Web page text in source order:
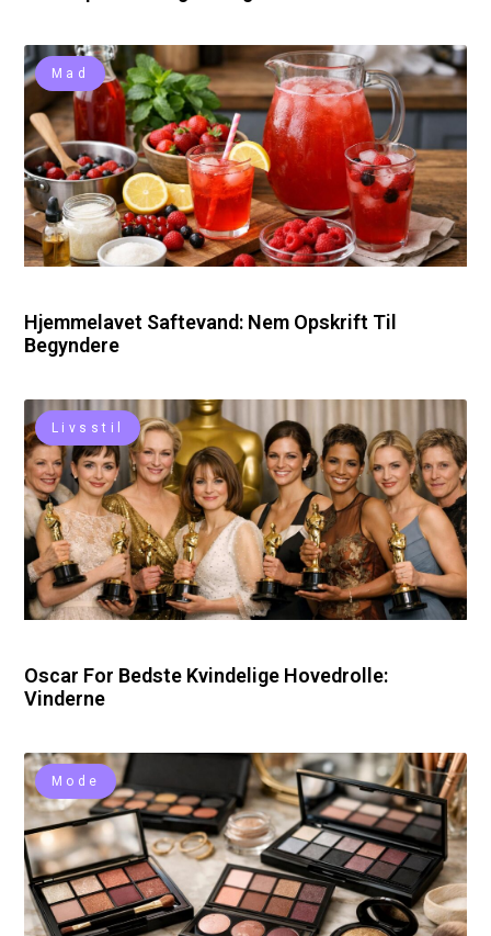
Mad
Hjemmelavet Saftevand: Nem Opskrift Til
Begyndere
Livsstil
Oscar For Bedste Kvindelige Hovedrolle:
Vinderne
Mode